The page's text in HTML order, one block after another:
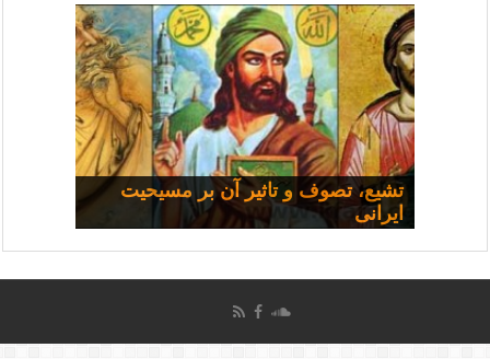
تشیع، تصوف و تاثیر آن بر مسیحیت
ایرانی
چرا همه شفا نمی‌یابند؟
مسیحی و سیاست: مجموعه
سخنرانی‌ها